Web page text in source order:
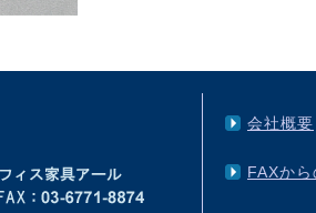
会社概要
FAXか